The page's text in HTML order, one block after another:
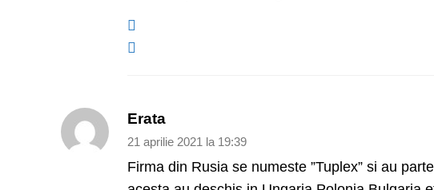
Erata
21 aprilie 2021 la 19:39
Firma din Rusia se numeste ”Tuplex” si au